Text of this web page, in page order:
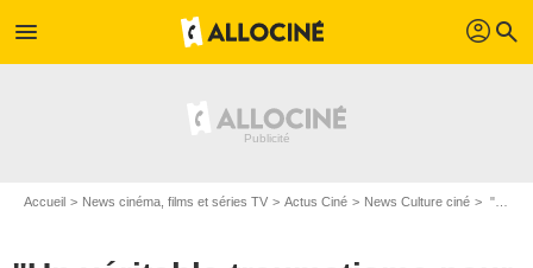
menu profil search
Accueil News cinéma, films et séries TV Actus Ciné News Culture ciné "Un véritable traumatisme pour moi" : voici ce qu'a enduré Guillaume Canet pour son premier film d'action Netflix sorti il y a 1 an !